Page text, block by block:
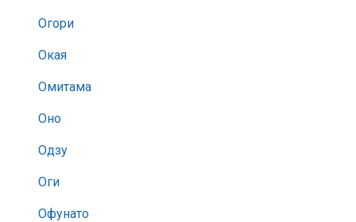
Огори
Окая
Омитама
Оно
Одзу
Оги
Офунато